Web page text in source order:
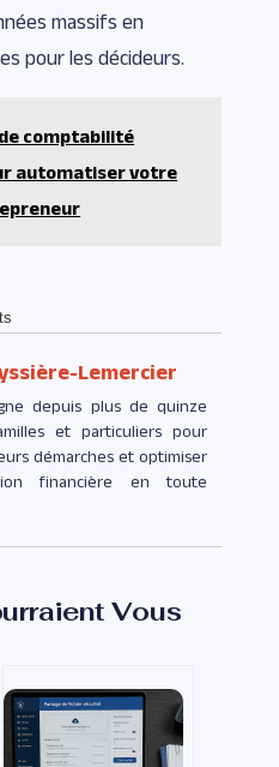
massifs en
pour les décideurs.
comptabilité
automatiser votre
Lemercier
depuis plus de quinze
et particuliers pour
démarches et optimiser
financière en toute
Vous